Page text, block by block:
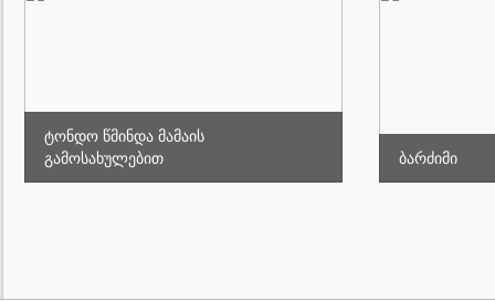
ტონდო წმინდა მამაის
გამოსახულებით
ბარძიმი